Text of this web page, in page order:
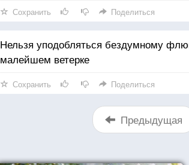
Сохранить Поделиться
Нельзя уподобляться бездумному
малейшем ветерке
Сохранить Поделиться
Предыдущая